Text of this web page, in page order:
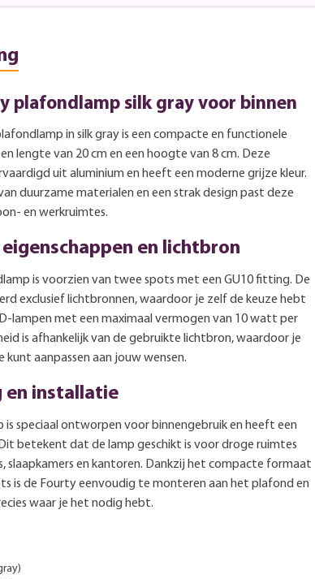
plafondlamp silk gray voor binnen
in silk gray is een compacte en functionele
lengte van 20 cm en een hoogte van 8 cm. Deze
uit aluminium en heeft een moderne grijze kleur.
duurzame materialen en een strak design past deze
en werkruimtes.
eigenschappen en lichtbron
is voorzien van twee spots met een GU10 fitting. De
exclusief lichtbronnen, waardoor je zelf de keuze hebt
lampen met een maximaal vermogen van 10 watt per
is afhankelijk van de gebruikte lichtbron, waardoor je
aanpassen aan jouw wensen.
en installatie
is speciaal ontworpen voor binnengebruik en heeft een
Dit betekent dat de lamp geschikt is voor droge ruimtes
slaapkamers en kantoren. Dankzij het compacte formaat
is de Fourty eenvoudig te monteren aan het plafond en
waar je het nodig hebt.